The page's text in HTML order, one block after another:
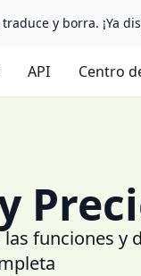
y borra. ¡Ya
API Centro
funciones y